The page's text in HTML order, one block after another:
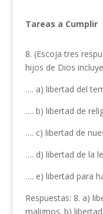
Tareas a Cumplir
8. (Escoja tres
hijos de Dios incluye
…. a) libertad del
…. b) libertad de
…. c) libertad de
…. d) libertad de la
…. e) libertad para
Respuestas: 8. a)
malignos. b)